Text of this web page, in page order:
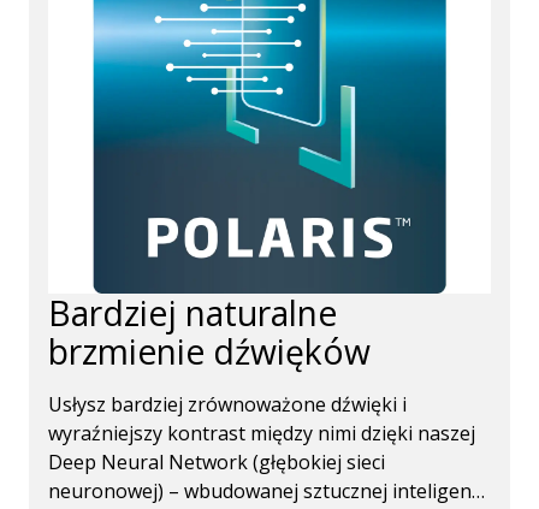
Bardziej naturalne
brzmienie dźwięków
Usłysz bardziej zrównoważone dźwięki i
wyraźniejszy kontrast między nimi dzięki naszej
Deep Neural Network (głębokiej sieci
neuronowej) – wbudowanej sztucznej inteligencji